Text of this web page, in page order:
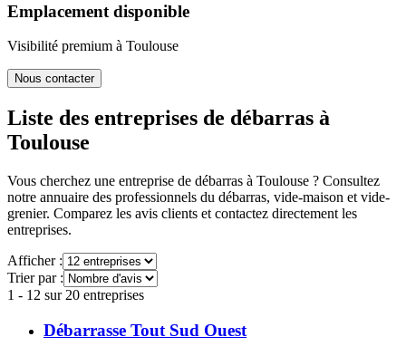
Emplacement disponible
Visibilité premium à Toulouse
Nous contacter
Liste des entreprises de débarras à
Toulouse
Vous cherchez une entreprise de débarras à Toulouse ? Consultez
notre annuaire des professionnels du débarras, vide-maison et vide-
grenier. Comparez les avis clients et contactez directement les
entreprises.
Afficher :
Trier par :
1 - 12 sur 20 entreprises
Débarrasse Tout Sud Ouest